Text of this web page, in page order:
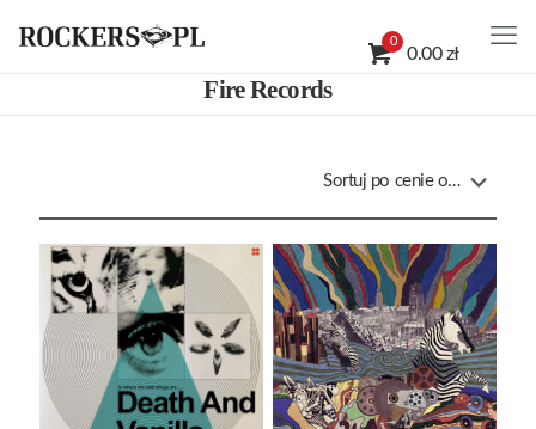
0
0.00 zł
Fire Records